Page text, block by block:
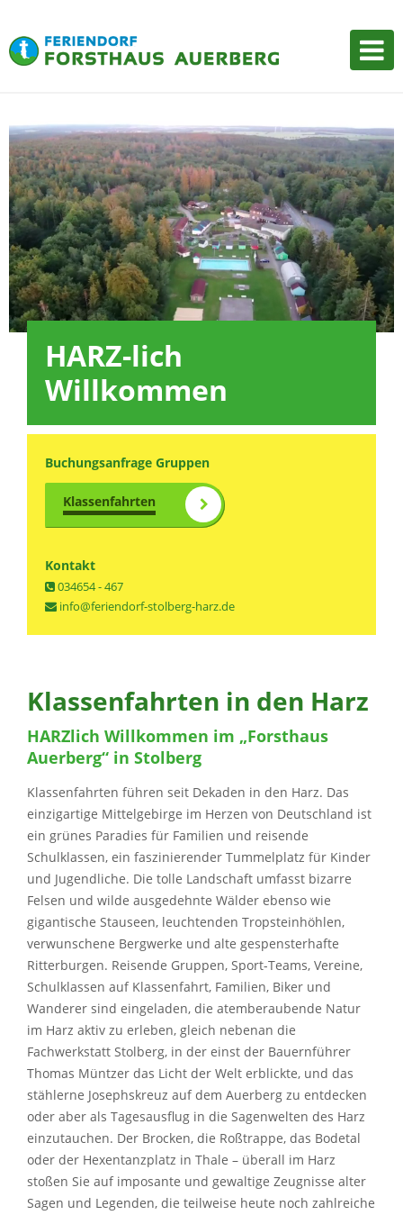
HARZ-lich
Willkommen
Buchungsanfrage Gruppen
Klassenfahrten
Kontakt
034654 - 467
info@feriendorf-stolberg-harz.de
Klassenfahrten in den Harz
HARZlich Willkommen im „Forsthaus
Auerberg“ in Stolberg
Klassenfahrten führen seit Dekaden in den Harz. Das
einzigartige Mittelgebirge im Herzen von Deutschland ist
ein grünes Paradies für Familien und reisende
Schulklassen, ein faszinierender Tummelplatz für Kinder
und Jugendliche. Die tolle Landschaft umfasst bizarre
Felsen und wilde ausgedehnte Wälder ebenso wie
gigantische Stauseen, leuchtenden Tropsteinhöhlen,
verwunschene Bergwerke und alte gespensterhafte
Ritterburgen. Reisende Gruppen, Sport-Teams, Vereine,
Schulklassen auf Klassenfahrt, Familien, Biker und
Wanderer sind eingeladen, die atemberaubende Natur
im Harz aktiv zu erleben, gleich nebenan die
Fachwerkstatt Stolberg, in der einst der Bauernführer
Thomas Müntzer das Licht der Welt erblickte, und das
stählerne Josephskreuz auf dem Auerberg zu entdecken
oder aber als Tagesausflug in die Sagenwelten des Harz
einzutauchen. Der Brocken, die Roßtrappe, das Bodetal
oder der Hexentanzplatz in Thale – überall im Harz
stoßen Sie auf imposante und gewaltige Zeugnisse alter
Sagen und Legenden, die teilweise heute noch zahlreiche